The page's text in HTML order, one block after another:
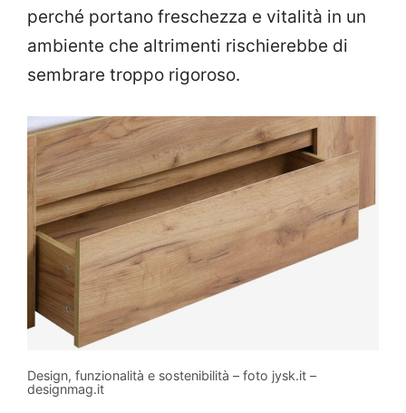
perché portano freschezza e vitalità in un
ambiente che altrimenti rischierebbe di
sembrare troppo rigoroso.
Design, funzionalità e sostenibilità – foto jysk.it –
designmag.it